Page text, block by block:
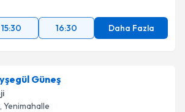
15:30 16:30 Daha Fazla
Güneş
, Yenimahalle